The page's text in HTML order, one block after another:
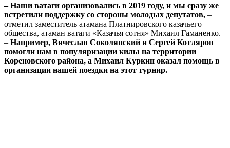
– Наши ватаги организовались в 2019 году, и мы сразу же
встретили поддержку со стороны молодых депутатов, –
отметил заместитель атамана Платнировского казачьего
общества, атаман ватаги «Казачья сотня» Михаил Гаманенко.
– Например, Вячеслав Соколянский и Сергей Котляров
помогли нам в популяризации килы на территории
Кореновского района, а Михаил Куркин оказал помощь в
организации нашей поездки на этот турнир.